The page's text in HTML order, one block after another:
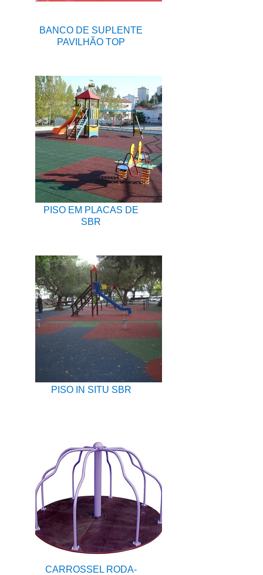
BANCO DE SUPLENTE
PAVILHÃO TOP
PISO EM PLACAS DE
SBR
PISO IN SITU SBR
CARROSSEL RODA-